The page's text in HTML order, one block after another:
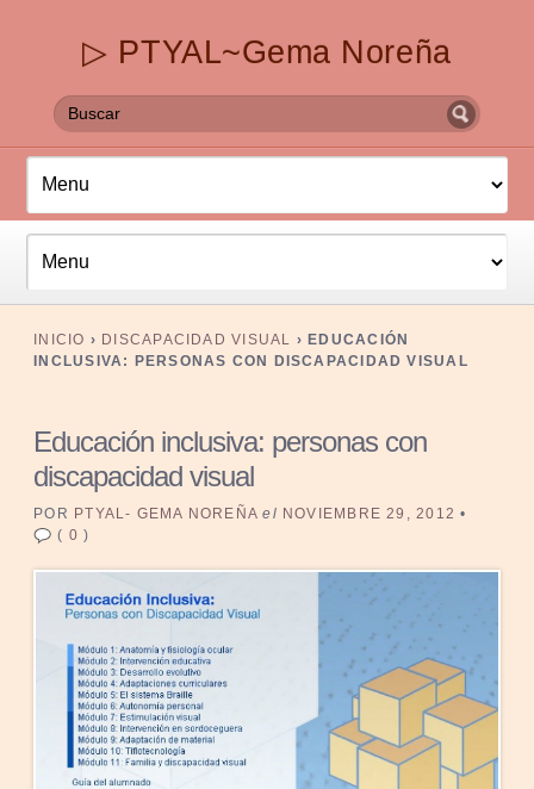
▷ PTYAL~Gema Noreña
INICIO › DISCAPACIDAD VISUAL › EDUCACIÓN
INCLUSIVA: PERSONAS CON DISCAPACIDAD VISUAL
Educación inclusiva: personas con
discapacidad visual
POR PTYAL- GEMA NOREÑA el NOVIEMBRE 29, 2012 •
( 0 )